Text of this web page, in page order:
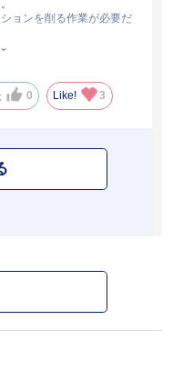
ョンを削る作業が必要だ
た。
0 Like! 3